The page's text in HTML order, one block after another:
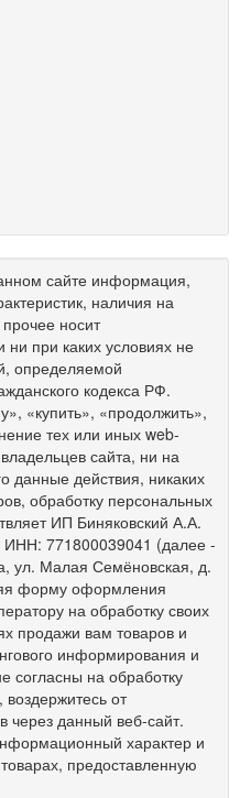
сайте информация,
наличия на
носит
при каких условиях не
определяемой
кодекса РФ.
«купить», «продолжить»,
тех или иных web-
сайта, ни на
данные действия, никаких
обработку персональных
ИП Биняковский А.А.
771800039041 (далее -
ул. Малая Семёновская, д.
форму оформления
на обработку своих
продажи вам товаров и
информирования и
согласны на обработку
от
через данный веб-сайт.
характер и
предоставленную